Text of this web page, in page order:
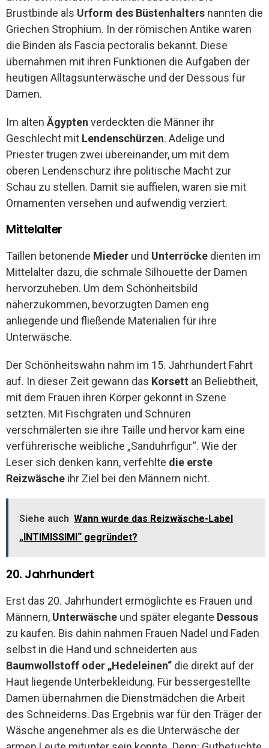
Brustbinde als Urform des Büstenhalters nannten die
Griechen Strophium. In der römischen Antike waren
die Binden als Fascia pectoralis bekannt. Diese
übernahmen mit ihren Funktionen die Aufgaben der
heutigen Alltagsunterwäsche und der Dessous für
Damen.
Im alten Ägypten verdeckten die Männer ihr
Geschlecht mit Lendenschürzen. Adelige und
Priester trugen zwei übereinander, um mit dem
oberen Lendenschurz ihre politische Macht zur
Schau zu stellen. Damit sie auffielen, waren sie mit
Ornamenten versehen und aufwendig verziert.
Mittelalter
Taillen betonende Mieder und Unterröcke dienten im
Mittelalter dazu, die schmale Silhouette der Damen
hervorzuheben. Um dem Schönheitsbild
näherzukommen, bevorzugten Damen eng
anliegende und fließende Materialien für ihre
Unterwäsche.
Der Schönheitswahn nahm im 15. Jahrhundert Fahrt
auf. In dieser Zeit gewann das Korsett an Beliebtheit,
mit dem Frauen ihren Körper gekonnt in Szene
setzten. Mit Fischgräten und Schnüren
verschmälerten sie ihre Taille und hervor kam eine
verführerische weibliche „Sanduhrfigur“. Wie der
Leser sich denken kann, verfehlte die erste
Reizwäsche ihr Ziel bei den Männern nicht.
Siehe auch Wann wurde das Reizwäsche-Label
„INTIMISSIMI“ gegründet?
20. Jahrhundert
Erst das 20. Jahrhundert ermöglichte es Frauen und
Männern, Unterwäsche und später elegante Dessous
zu kaufen. Bis dahin nahmen Frauen Nadel und Faden
selbst in die Hand und schneiderten aus
Baumwollstoff oder „Hedeleinen“ die direkt auf der
Haut liegende Unterbekleidung. Für bessergestellte
Damen übernahmen die Dienstmädchen die Arbeit
des Schneiderns. Das Ergebnis war für den Träger der
Wäsche angenehmer als es die Unterwäsche der